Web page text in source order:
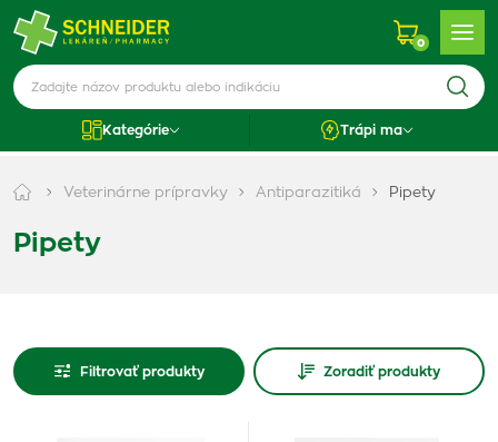
0
Kategórie Trápi ma
Veterinárne prípravky Antiparazitiká Pipety
Pipety
Filtrovať produkty Zoradiť produkty